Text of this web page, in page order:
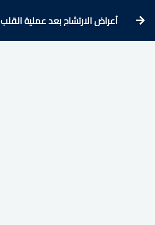
أعراض الارتشاح بعد عملية القلب
المفتوح